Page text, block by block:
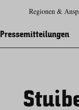
Pressemitteilungen
Regionen &